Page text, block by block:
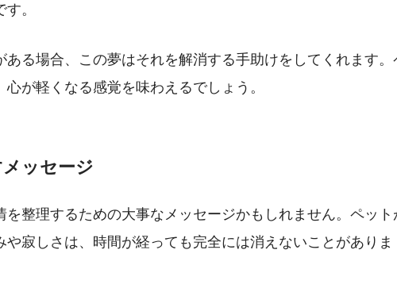
。
ある場合、この夢はそれを解消する手助けをしてくれます。
が軽くなる感覚を味わえるでしょう。
ッセージ
を整理するための大事なメッセージかもしれません。ペット
寂しさは、時間が経っても完全には消えないことがありま